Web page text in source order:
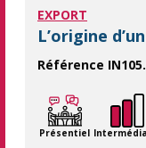
EXPORT
L’origine
Référence
Maîtriser les
Présentiel